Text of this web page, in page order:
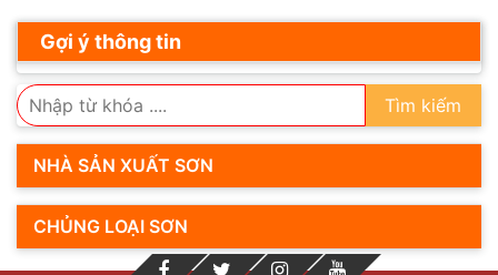
Gợi ý thông tin
Tìm kiếm
NHÀ SẢN XUẤT SƠN
CHỦNG LOẠI SƠN